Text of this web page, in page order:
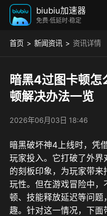
biubiu加速器
免费·低延时·稳定
首页 新闻资讯 资讯详情
暗黑4过图卡顿怎
顿解决办法一览
2026年06月03日 18:46
暗黑破坏神4上线时，凭
玩家投入。它打破了外界
的刻板印象，为玩家带
玩性。但在游戏冒险中
顿、技能释放延迟等问
趣。针对这一情况，下